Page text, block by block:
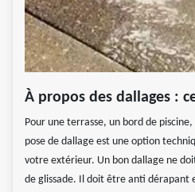
À propos des dallages :
Pour une terrasse, un bord de
pose de dallage est une option
votre extérieur. Un bon dallage ne
de glissade. Il doit être anti dérapant